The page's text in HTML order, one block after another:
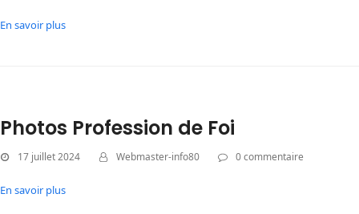
En savoir plus
Photos Profession de Foi
17 juillet 2024 Webmaster-info80 0 commentaire
En savoir plus